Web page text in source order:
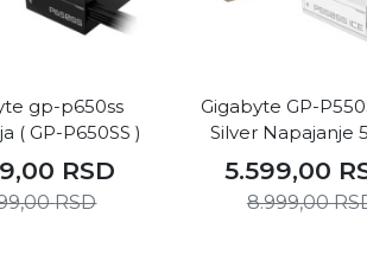
gp-p650ss
( GP-P650SS )
RSD
RSD
Gigabyte GP-
Silver Napajanje
5.599,00
8.999,00